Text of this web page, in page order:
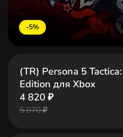
-5%
(TR) Persona 5
Edition для Xbox
4 820 ₽
5 070 ₽